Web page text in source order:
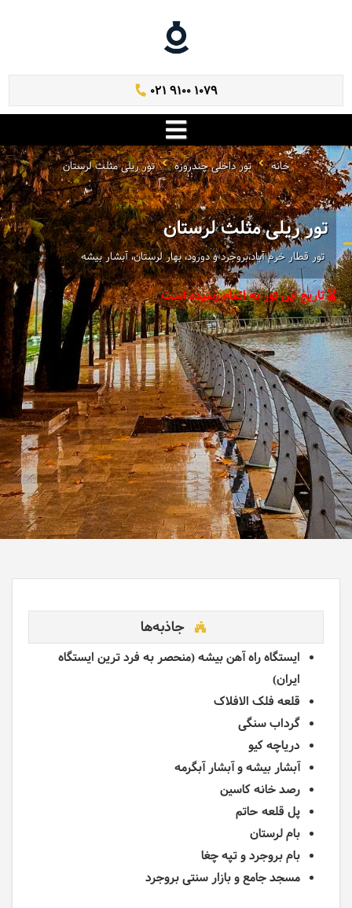
021 9100 1079
خانه تور داخلی چندروزه تور ریلی مثلث لرستان
تور ریلی مثلث لرستان
تور قطار خرم آباد،بروجرد و دورود، بهار لرستان، آبشار بیشه
تاریخ این تور به اتمام رسیده است
جاذبه‌ها
ایستگاه راه آهن بیشه (منحصر به فرد ترین ایستگاه
ایران)
قلعه فلک الافلاک
گرداب سنگی
دریاچه کیو
آبشار بیشه و آبشار آبگرمه
رصد خانه کاسین
پل قلعه حاتم
بام لرستان
بام بروجرد و تپه چغا
مسجد جامع و بازار سنتی بروجرد